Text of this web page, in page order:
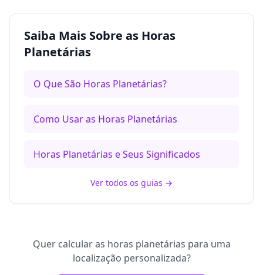
Saiba Mais Sobre as Horas
Planetárias
O Que São Horas Planetárias?
Como Usar as Horas Planetárias
Horas Planetárias e Seus Significados
Ver todos os guias →
Quer calcular as horas planetárias para uma
localização personalizada?